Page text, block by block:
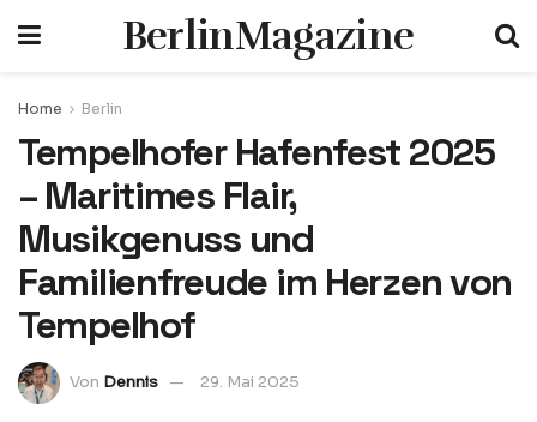
BerlinMagazine
Home Berlin
Tempelhofer Hafenfest 2025
– Maritimes Flair,
Musikgenuss und
Familienfreude im Herzen von
Tempelhof
Von Dennis 29. Mai 2025